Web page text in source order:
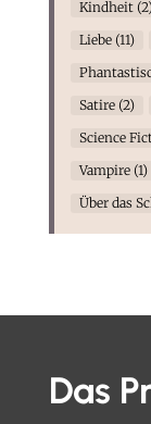
Kindheit
Liebe(11)
Satire(2)
Science
Vampire(1)
Über das
Das